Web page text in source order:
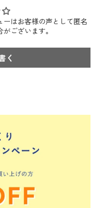
はお客様の声として匿名
ございます。
く